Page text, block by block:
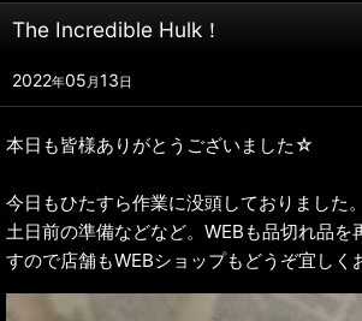
The Incredible Hulk！
2022年05 月13日
本日も皆様ありがとうございました☆
今日もひたすら作業に没頭しておりました
土日前の準備などなど。WEBも品切れ品を
すので店舗もWEBショップもどうぞ宜しく